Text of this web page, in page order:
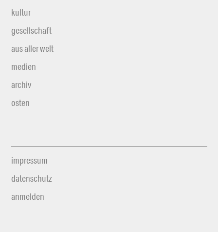
kultur
gesellschaft
aus aller welt
medien
archiv
osten
impressum
datenschutz
anmelden